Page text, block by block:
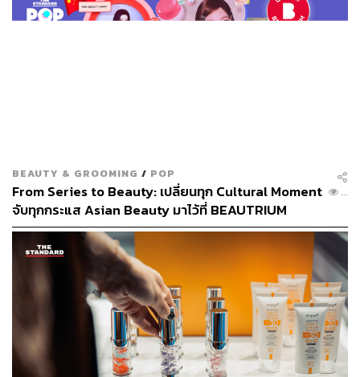
BEAUTY & GROOMING / POP
From Series to Beauty: เปลี่ยนทุก Cultural Moment
จับทุกกระแส Asian Beauty มาไว้ที่ BEAUTRIUM
[Advertorial]
...